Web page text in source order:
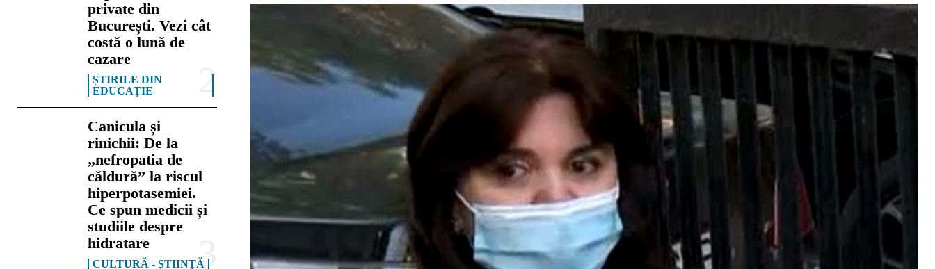
private din
București. Vezi cât
costă o lună de
cazare
ȘTIRILE DIN
EDUCAȚIE
Canicula și
rinichii: De la
„nefropatia de
căldură” la riscul
hiperpotasemiei.
Ce spun medicii și
studiile despre
hidratare
CULTURĂ - ȘTIINȚĂ